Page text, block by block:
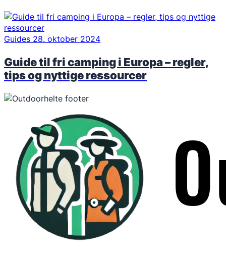
Guides 28. oktober 2024
Guide til fri camping i Europa – regler,
tips og nyttige ressourcer